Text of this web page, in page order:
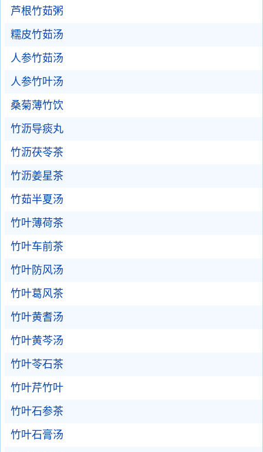
芦根竹茹粥
糯皮竹茹汤
人参竹茹汤
人参竹叶汤
桑菊薄竹饮
竹沥导痰丸
竹沥茯苓茶
竹沥姜星茶
竹茹半夏汤
竹叶薄荷茶
竹叶车前茶
竹叶防风汤
竹叶葛风茶
竹叶黄耆汤
竹叶黄芩汤
竹叶苓石茶
竹叶芹竹叶
竹叶石参茶
竹叶石膏汤